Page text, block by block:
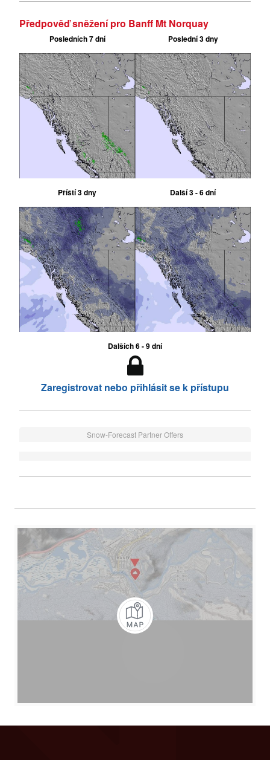
Předpověď sněžení pro Banff Mt Norquay
Posledních 7 dní Poslední 3 dny
Příští 3 dny Další 3 - 6 dní
Dalších 6 - 9 dní
Zaregistrovat nebo přihlásit se k přístupu
Snow-Forecast Partner Offers